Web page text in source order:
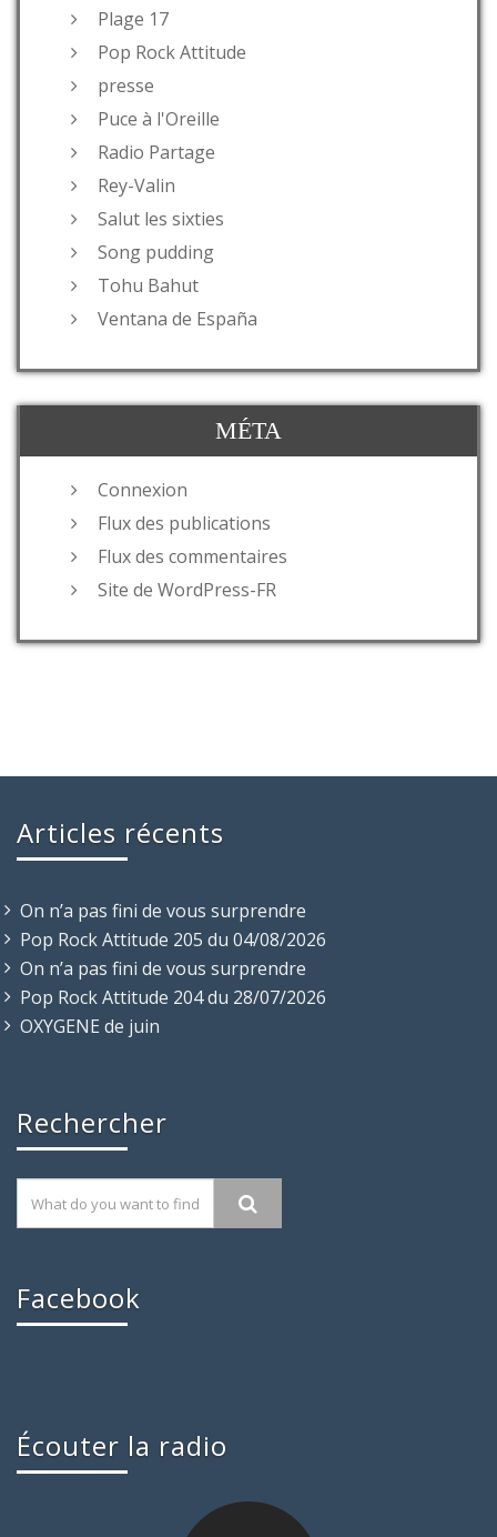
Plage 17
Pop Rock Attitude
presse
Puce à l'Oreille
Radio Partage
Rey-Valin
Salut les sixties
Song pudding
Tohu Bahut
Ventana de España
MÉTA
Connexion
Flux des publications
Flux des commentaires
Site de WordPress-FR
Articles récents
On n’a pas fini de vous surprendre
Pop Rock Attitude 205 du 04/08/2026
On n’a pas fini de vous surprendre
Pop Rock Attitude 204 du 28/07/2026
OXYGENE de juin
Rechercher
Facebook
Écouter la radio